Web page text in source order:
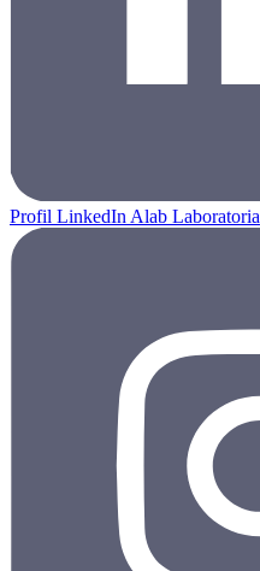
Profil LinkedIn Alab Laboratoria